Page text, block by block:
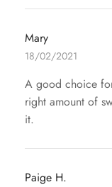
Mary
18/02/2021
A good choice
right amount of
it.
Paige H.